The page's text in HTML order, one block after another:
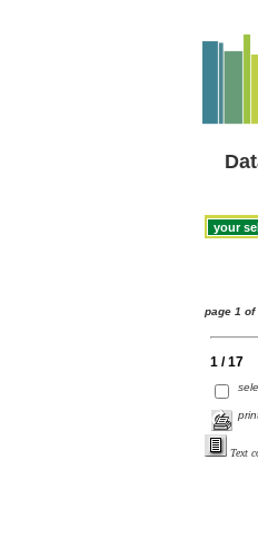
page 1 of
1 / 17
Text